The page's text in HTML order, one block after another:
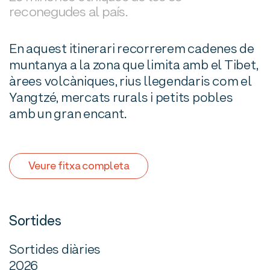
reconegudes al país.
En aquest itinerari recorrerem cadenes de
muntanya a la zona que limita amb el Tibet,
àrees volcàniques, rius llegendaris com el
Yangtzé, mercats rurals i petits pobles
amb un gran encant.
Veure fitxa completa
Sortides
Sortides diàries